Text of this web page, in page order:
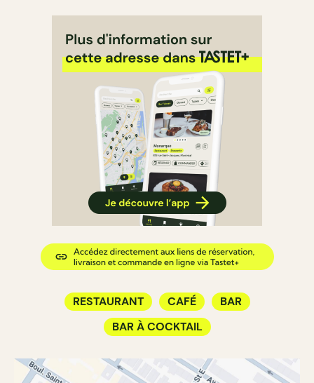
RESTAURANT CAFÉ
BAR
BAR À COCKTAIL